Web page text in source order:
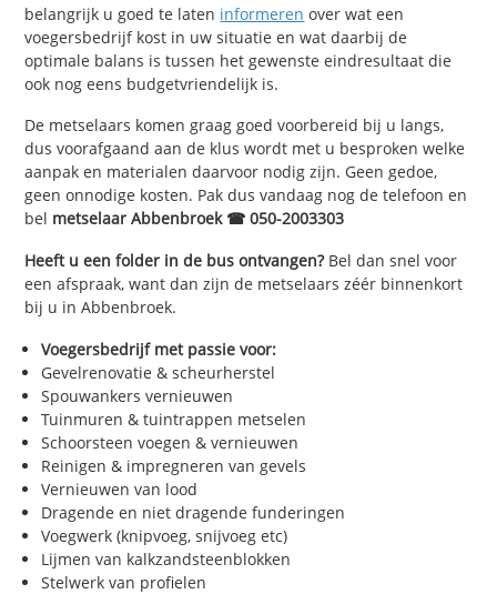
belangrijk u goed te laten informeren over wat een
voegersbedrijf kost in uw situatie en wat daarbij de
optimale balans is tussen het gewenste eindresultaat die
ook nog eens budgetvriendelijk is.
De metselaars komen graag goed voorbereid bij u langs,
dus voorafgaand aan de klus wordt met u besproken welke
aanpak en materialen daarvoor nodig zijn. Geen gedoe,
geen onnodige kosten. Pak dus vandaag nog de telefoon en
bel metselaar Abbenbroek ☎ 050-2003303
Heeft u een folder in de bus ontvangen?Bel dan snel voor
een afspraak, want dan zijn de metselaars zéér binnenkort
bij u in Abbenbroek.
Voegersbedrijf met passie voor:
Gevelrenovatie & scheurherstel
Spouwankers vernieuwen
Tuinmuren & tuintrappen metselen
Schoorsteen voegen & vernieuwen
Reinigen & impregneren van gevels
Vernieuwen van lood
Dragende en niet dragende funderingen
Voegwerk (knipvoeg, snijvoeg etc)
Lijmen van kalkzandsteenblokken
Stelwerk van profielen